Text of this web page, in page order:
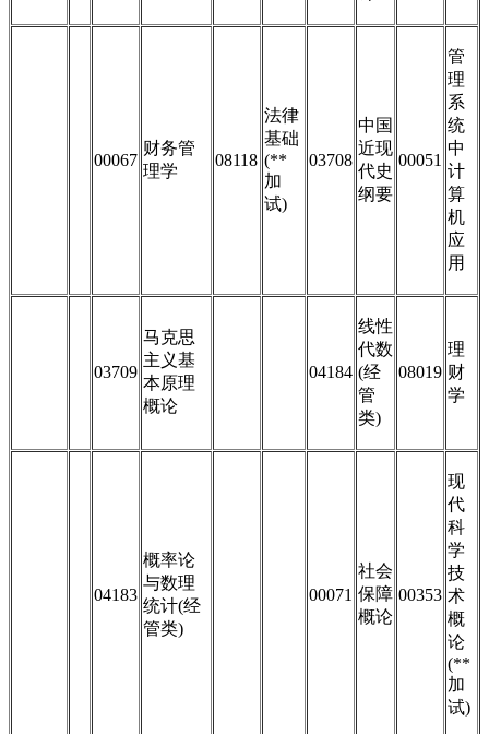
00067
财务管
理学
08118
法律
基础
(**
加
试)
03708
中国
近现
代史
纲要
00051
管
理
系
统
中
计
算
机
应
用
03709
马克思
主义基
本原理
概论
04184
线性
代数
(经
管
类)
08019
理
财
学
04183
概率论
与数理
统计(经
管类)
00071
社会
保障
概论
00353
现
代
科
学
技
术
概
论
(**
加
试)